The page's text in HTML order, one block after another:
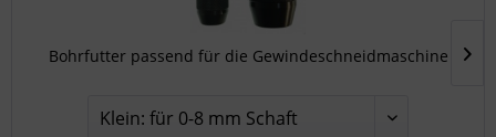
Bohrfutter passend für die Gewindeschneidmaschine